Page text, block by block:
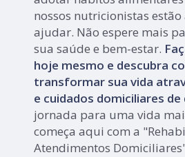
nossos nutricionistas
ajudar. Não espere mais
sua saúde e bem-estar.
hoje mesmo e descubra
transformar sua vida
e cuidados domiciliares de
jornada para uma vida
começa aqui com a
Atendimentos